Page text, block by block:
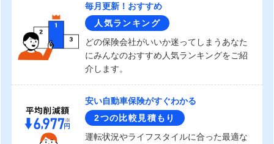
毎月更新！おすすめ
人気ランキング
どの保険会社がいいか迷ってしまうあなた
にみんなのおすすめ人気ランキングをご紹
介します。
安い自動車保険がすぐわかる
2つの比較見積もり
運転状況やライフスタイルに合った最適な